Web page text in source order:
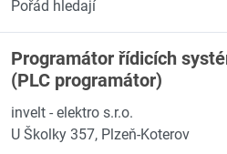
Pořád hledají
Programátor řídicích
(PLC programátor)
invelt - elektro s.r.o.
U Školky 357, Plzeň-Koterov